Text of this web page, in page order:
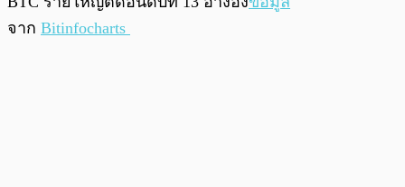
จาก Bitinfocharts